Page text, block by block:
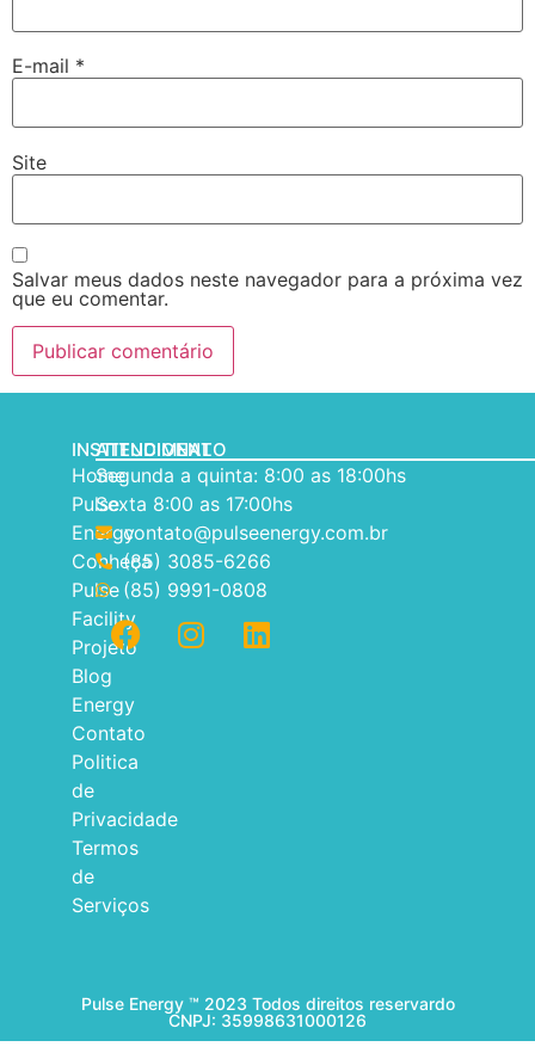
E-mail *
Site
Salvar meus dados neste navegador para a próxima vez
que eu comentar.
INSTITUCIONAL
Home
Pulse
Energy
Conheça
Pulse
Facility
Projeto
Blog
Energy
Contato
Politica
de
Privacidade
Termos
de
Serviços
ATENDIMENTO
Segunda a quinta: 8:00 as 18:00hs
Sexta 8:00 as 17:00hs
contato@pulseenergy.com.br
(85) 3085-6266
(85) 9991-0808
Pulse Energy ™ 2023 Todos direitos reservardo
CNPJ: 35998631000126